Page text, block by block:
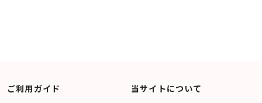
〇 ミニマムインピーダンス 3.5Ω
〇 周波数特性 39Hz-20kHz
ご利用ガイド 当サイトについて